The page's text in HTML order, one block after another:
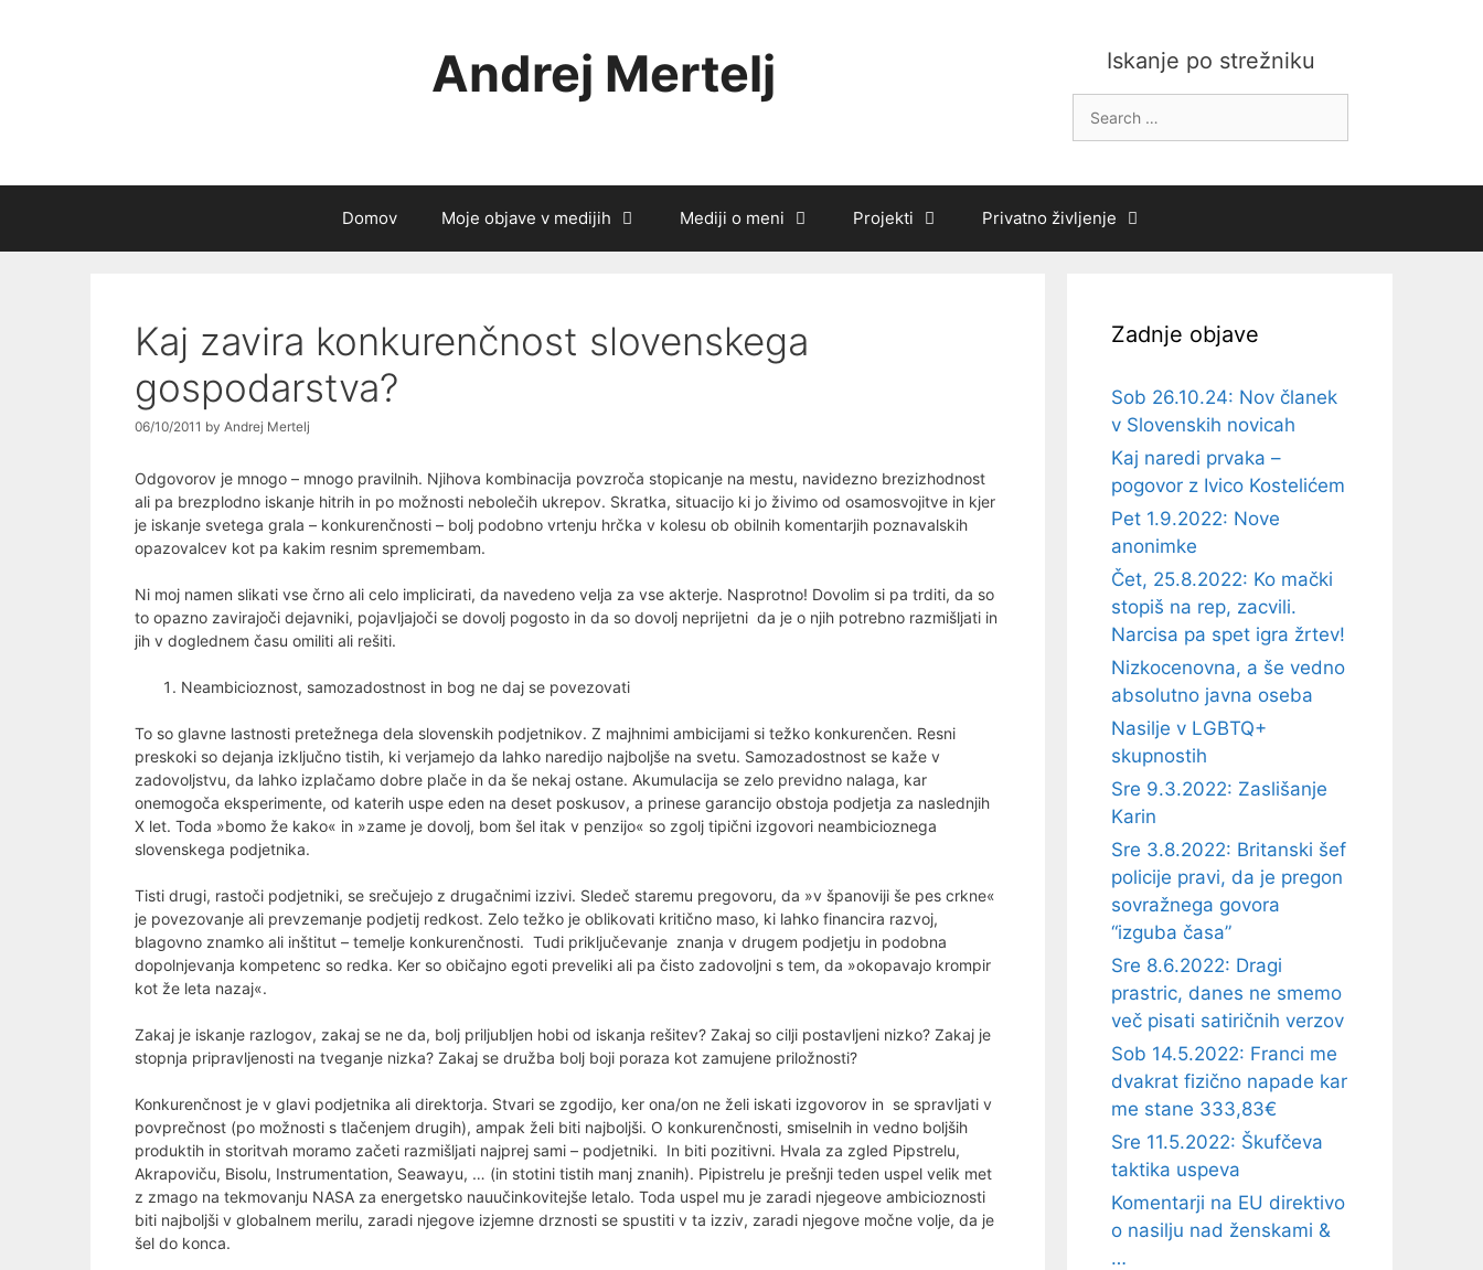
Iskanje po strežniku
for:
Andrej Mertelj
Domov Moje objave v medijih Mediji o meni Projekti Privatno življenje
Kaj zavira konkurenčnost slovenskega
gospodarstva?
06/10/2011 by Andrej Mertelj
Odgovorov je mnogo – mnogo pravilnih. Njihova kombinacija povzroča stopicanje na mestu, navidezno brezizhodnost
ali pa brezplodno iskanje hitrih in po možnosti nebolečih ukrepov. Skratka, situacijo ki jo živimo od osamosvojitve in kjer
je iskanje svetega grala – konkurenčnosti – bolj podobno vrtenju hrčka v kolesu ob obilnih komentarjih poznavalskih
opazovalcev kot pa kakim resnim spremembam.
Ni moj namen slikati vse črno ali celo implicirati, da navedeno velja za vse akterje. Nasprotno! Dovolim si pa trditi, da so
to opazno zavirajoči dejavniki, pojavljajoči se dovolj pogosto in da so dovolj neprijetni da je o njih potrebno razmišljati in
jih v doglednem času omiliti ali rešiti.
Neambicioznost, samozadostnost in bog ne daj se povezovati
To so glavne lastnosti pretežnega dela slovenskih podjetnikov. Z majhnimi ambicijami si težko konkurenčen. Resni
preskoki so dejanja izključno tistih, ki verjamejo da lahko naredijo najboljše na svetu. Samozadostnost se kaže v
zadovoljstvu, da lahko izplačamo dobre plače in da še nekaj ostane. Akumulacija se zelo previdno nalaga, kar
onemogoča eksperimente, od katerih uspe eden na deset poskusov, a prinese garancijo obstoja podjetja za naslednjih
X let. Toda »bomo že kako« in »zame je dovolj, bom šel itak v penzijo« so zgolj tipični izgovori neambicioznega
slovenskega podjetnika.
Tisti drugi, rastoči podjetniki, se srečujejo z drugačnimi izzivi. Sledeč staremu pregovoru, da »v španoviji še pes crkne«
je povezovanje ali prevzemanje podjetij redkost. Zelo težko je oblikovati kritično maso, ki lahko financira razvoj,
blagovno znamko ali inštitut – temelje konkurenčnosti. Tudi priključevanje znanja v drugem podjetju in podobna
dopolnjevanja kompetenc so redka. Ker so običajno egoti preveliki ali pa čisto zadovoljni s tem, da »okopavajo krompir
kot že leta nazaj«.
Zakaj je iskanje razlogov, zakaj se ne da, bolj priljubljen hobi od iskanja rešitev? Zakaj so cilji postavljeni nizko? Zakaj je
stopnja pripravljenosti na tveganje nizka? Zakaj se družba bolj boji poraza kot zamujene priložnosti?
Konkurenčnost je v glavi podjetnika ali direktorja. Stvari se zgodijo, ker ona/on ne želi iskati izgovorov in se spravljati v
povprečnost (po možnosti s tlačenjem drugih), ampak želi biti najboljši. O konkurenčnosti, smiselnih in vedno boljših
produktih in storitvah moramo začeti razmišljati najprej sami – podjetniki. In biti pozitivni. Hvala za zgled Pipstrelu,
Akrapoviču, Bisolu, Instrumentation, Seawayu, … (in stotini tistih manj znanih). Pipistrelu je prešnji teden uspel velik met
z zmago na tekmovanju NASA za energetsko nauučinkovitejše letalo. Toda uspel mu je zaradi njegeove ambicioznosti
biti najboljši v globalnem merilu, zaradi njegove izjemne drznosti se spustiti v ta izziv, zaradi njegove močne volje, da je
šel do konca.
Zadnje objave
Sob 26.10.24: Nov članek
v Slovenskih novicah
Kaj naredi prvaka –
pogovor z Ivico Kostelićem
Pet 1.9.2022: Nove
anonimke
Čet, 25.8.2022: Ko mački
stopiš na rep, zacvili.
Narcisa pa spet igra žrtev!
Nizkocenovna, a še vedno
absolutno javna oseba
Nasilje v LGBTQ+
skupnostih
Sre 9.3.2022: Zaslišanje
Karin
Sre 3.8.2022: Britanski šef
policije pravi, da je pregon
sovražnega govora
“izguba časa”
Sre 8.6.2022: Dragi
prastric, danes ne smemo
več pisati satiričnih verzov
Sob 14.5.2022: Franci me
dvakrat fizično napade kar
me stane 333,83€
Sre 11.5.2022: Škufčeva
taktika uspeva
Komentarji na EU direktivo
o nasilju nad ženskami &
…